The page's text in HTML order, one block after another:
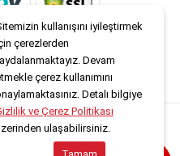
kullanışını iyileştirmek
çerezlerden
Devam
çerez kullanımını
Detalı bilgiye
ve Çerez Politikası
ulaşabilirsiniz.